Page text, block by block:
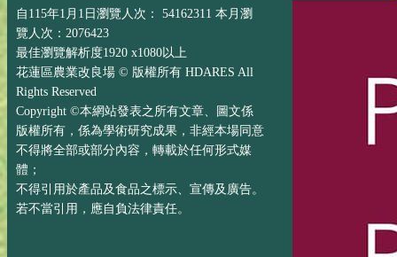
自115年1月1日瀏覽人次： 54162311 本月瀏
覽人次：2076423
最佳瀏覽解析度1920 x1080以上
花蓮區農業改良場 © 版權所有 HDARES All
Rights Reserved
Copyright ©本網站發表之所有文章、圖文係
版權所有，係為學術研究成果，非經本場同意
不得將全部或部分內容，轉載於任何形式媒
體；
不得引用於產品及食品之標示、宣傳及廣告。
若不當引用，應自負法律責任。